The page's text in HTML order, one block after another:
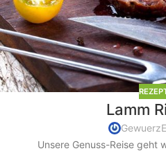
Lamm
Unsere Genuss-Reise geht